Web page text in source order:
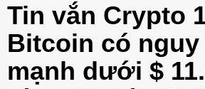
Tin vắn Crypto
Bitcoin có
mạnh dưới $